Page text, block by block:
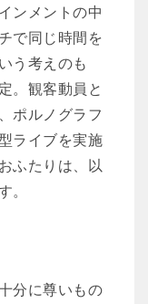
ンメントの中
で同じ時間を
う考えのも
。観客動員と
ポルノグラフ
ライブを実施
ふたりは、以
分に尊いもの